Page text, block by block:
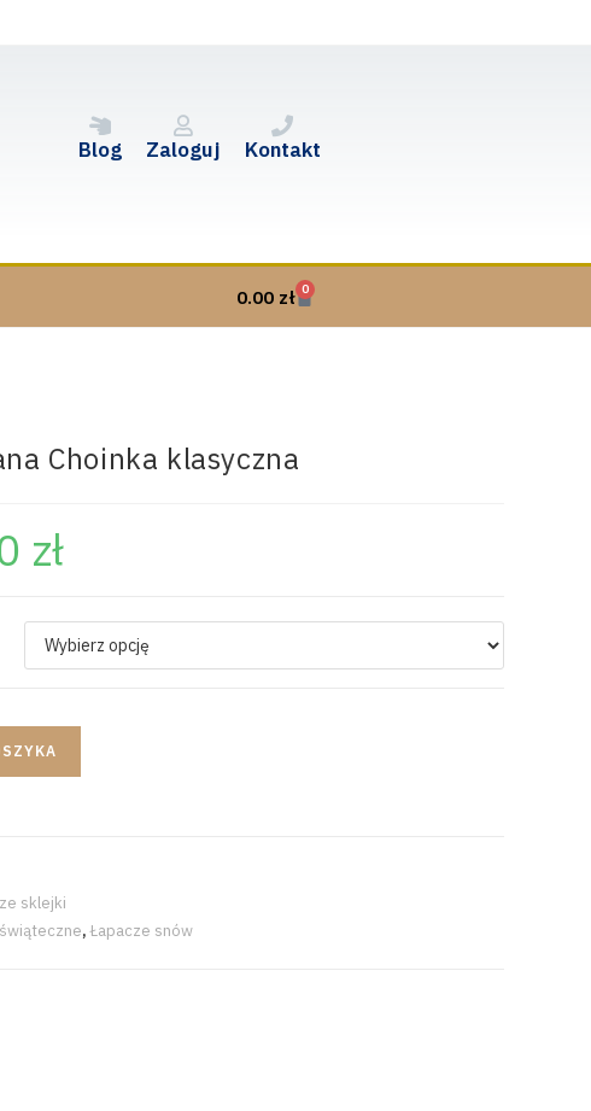
Blog Zaloguj Kontakt
0.00 zł 0
Choinka klasyczna
zł
sklejki
,Łapacze snów